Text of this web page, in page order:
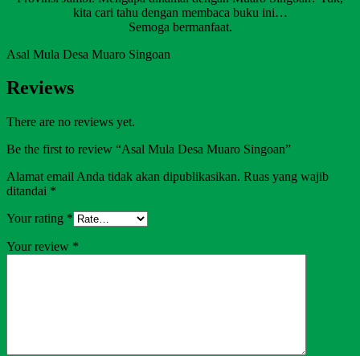
kita cari tahu dengan membaca buku ini…
Semoga bermanfaat.
Asal Mula Desa Muaro Singoan
Reviews
There are no reviews yet.
Be the first to review “Asal Mula Desa Muaro Singoan”
Alamat email Anda tidak akan dipublikasikan. Ruas yang wajib
ditandai *
Your rating *
Your review *